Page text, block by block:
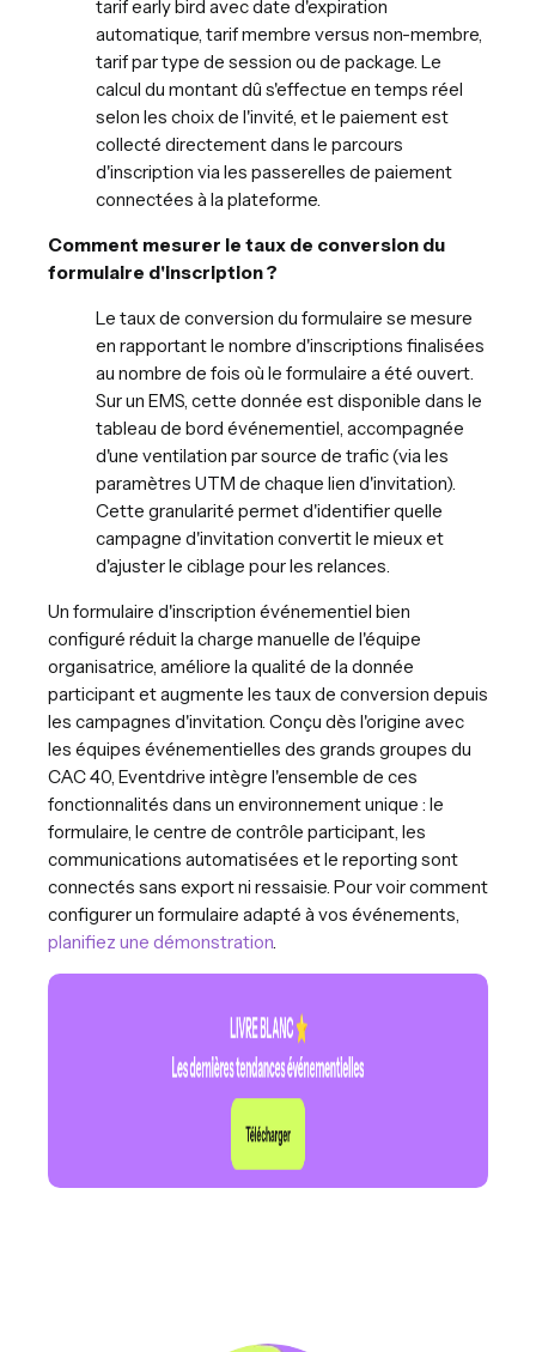
tarif early bird avec date d'expiration
automatique, tarif membre versus non-membre,
tarif par type de session ou de package. Le
calcul du montant dû s'effectue en temps réel
selon les choix de l'invité, et le paiement est
collecté directement dans le parcours
d'inscription via les passerelles de paiement
connectées à la plateforme.
Comment mesurer le taux de conversion du
formulaire d'inscription ?
Le taux de conversion du formulaire se mesure
en rapportant le nombre d'inscriptions finalisées
au nombre de fois où le formulaire a été ouvert.
Sur un EMS, cette donnée est disponible dans le
tableau de bord événementiel, accompagnée
d'une ventilation par source de trafic (via les
paramètres UTM de chaque lien d'invitation).
Cette granularité permet d'identifier quelle
campagne d'invitation convertit le mieux et
d'ajuster le ciblage pour les relances.
Un formulaire d'inscription événementiel bien
configuré réduit la charge manuelle de l'équipe
organisatrice, améliore la qualité de la donnée
participant et augmente les taux de conversion depuis
les campagnes d'invitation. Conçu dès l'origine avec
les équipes événementielles des grands groupes du
CAC 40, Eventdrive intègre l'ensemble de ces
fonctionnalités dans un environnement unique : le
formulaire, le centre de contrôle participant, les
communications automatisées et le reporting sont
connectés sans export ni ressaisie. Pour voir comment
configurer un formulaire adapté à vos événements,
planifiez une démonstration